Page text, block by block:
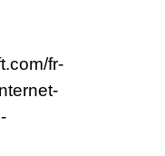
fr-